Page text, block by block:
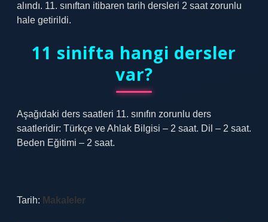
alındı. 11. sınıftan itibaren tarih dersleri 2 saat zorunlu
hale getirildi.
11 sinifta hangi dersler
var?
Aşağıdaki ders saatleri 11. sınıfın zorunlu ders
saatleridir: Türkçe ve Ahlak Bilgisi – 2 saat. Dil – 2 saat.
Beden Eğitimi – 2 saat.
Tarih: Makaleler